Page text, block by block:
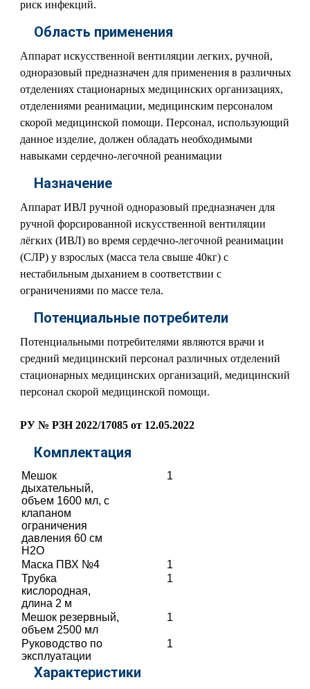
риск инфекций.
Область применения
Аппарат искусственной вентиляции легких, ручной,
одноразовый предназначен для применения в различных
отделениях стационарных медицинских организациях,
отделениями реанимации, медицинским персоналом
скорой медицинской помощи. Персонал, использующий
данное изделие, должен обладать необходимыми
навыками сердечно-легочной реанимации
Назначение
Аппарат ИВЛ ручной одноразовый предназначен для
ручной форсированной искусственной вентиляции
лёгких (ИВЛ) во время сердечно-легочной реанимации
(СЛР) у взрослых (масса тела свыше 40кг) с
нестабильным дыханием в соответствии с
ограничениями по массе тела.
Потенциальные потребители
Потенциальными потребителями являются врачи и
средний медицинский персонал различных отделений
стационарных медицинских организаций, медицинский
персонал скорой медицинской помощи.
РУ № РЗН 2022/17085 от 12.05.2022
Комплектация
Мешок
дыхательный,
объем 1600 мл, с
клапаном
ограничения
давления 60 см
Н2О
1
Маска ПВХ №4
1
Трубка
кислородная,
длина 2 м
1
Мешок резервный,
объем 2500 мл
1
Руководство по
эксплуатации
1
Характеристики